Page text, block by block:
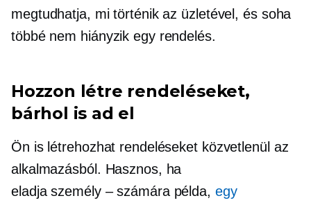
megtudhatja, mi történik az üzletével, és soha
többé nem hiányzik egy rendelés.
Hozzon létre rendeléseket,
bárhol is ad el
Ön is létrehozhat rendeléseket közvetlenül az
alkalmazásból. Hasznos, ha
eladjaszemély – számárapélda, egy